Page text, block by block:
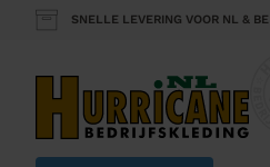
SNELLE LEVERING VOOR NL & BE